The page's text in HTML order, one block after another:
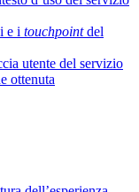
e i touchpointdel
utente del servizio
ottenuta